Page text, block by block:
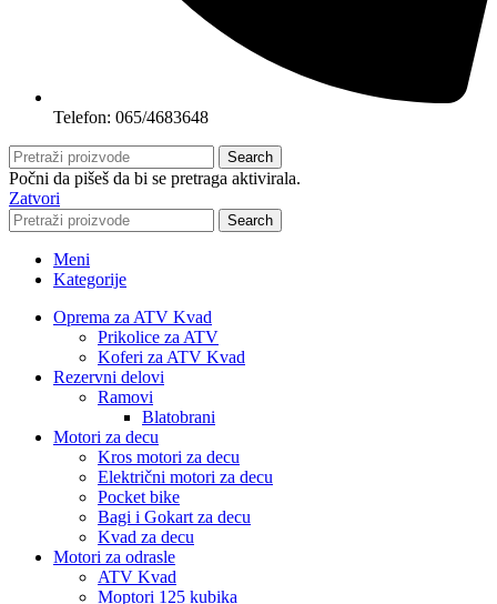
Telefon: 065/4683648
Search
Počni da pišeš da bi se pretraga aktivirala.
Zatvori
Search
Meni
Kategorije
Oprema za ATV Kvad
Prikolice za ATV
Koferi za ATV Kvad
Rezervni delovi
Ramovi
Blatobrani
Motori za decu
Kros motori za decu
Električni motori za decu
Pocket bike
Bagi i Gokart za decu
Kvad za decu
Motori za odrasle
ATV Kvad
Moptori 125 kubika